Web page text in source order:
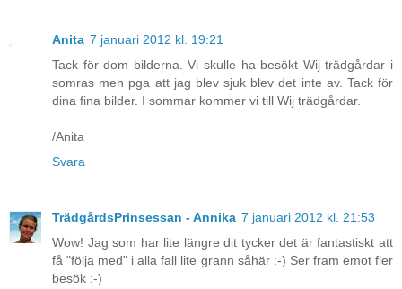
Anita 7 januari 2012 kl. 19:21
Tack för dom bilderna. Vi skulle ha besökt Wij trädgårdar i
somras men pga att jag blev sjuk blev det inte av. Tack för
dina fina bilder. I sommar kommer vi till Wij trädgårdar.
/Anita
Svara
TrädgårdsPrinsessan - Annika 7 januari 2012 kl. 21:53
Wow! Jag som har lite längre dit tycker det är fantastiskt att
få "följa med" i alla fall lite grann såhär :-) Ser fram emot fler
besök :-)